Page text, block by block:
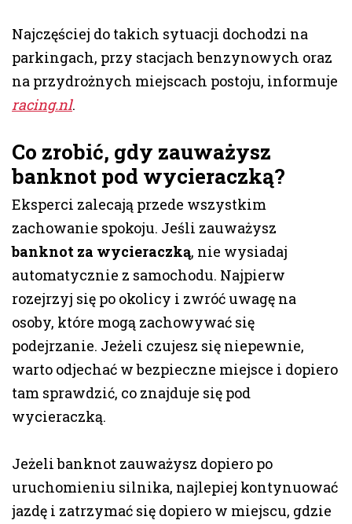
Najczęściej do takich sytuacji dochodzi na
parkingach, przy stacjach benzynowych oraz
na przydrożnych miejscach postoju, informuje
racing.nl.
Co zrobić, gdy zauważysz
banknot pod wycieraczką?
Eksperci zalecają przede wszystkim
zachowanie spokoju. Jeśli zauważysz
banknot za wycieraczką, nie wysiadaj
automatycznie z samochodu. Najpierw
rozejrzyj się po okolicy i zwróć uwagę na
osoby, które mogą zachowywać się
podejrzanie. Jeżeli czujesz się niepewnie,
warto odjechać w bezpieczne miejsce i dopiero
tam sprawdzić, co znajduje się pod
wycieraczką.
Jeżeli banknot zauważysz dopiero po
uruchomieniu silnika, najlepiej kontynuować
jazdę i zatrzymać się dopiero w miejscu, gdzie